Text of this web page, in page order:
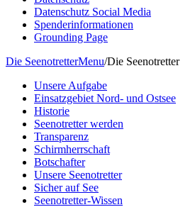
Datenschutz Social Media
Spenderinformationen
Grounding Page
Die SeenotretterMenu/Die Seenotretter
Unsere Aufgabe
Einsatzgebiet Nord- und Ostsee
Historie
Seenotretter werden
Transparenz
Schirmherrschaft
Botschafter
Unsere Seenotretter
Sicher auf See
Seenotretter-Wissen